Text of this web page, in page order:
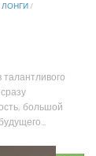
ЛОНГИ/
большой